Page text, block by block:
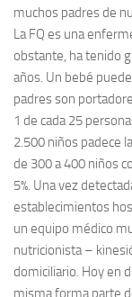
muchos padres de
La FQ es una
obstante, ha tenido
años. Un bebé
padres son
1 de cada 25
2.500 niños padece
de 300 a 400 niños
5%. Una vez
establecimientos
un equipo médico
nutricionista –
domiciliario. Hoy en
misma forma parte